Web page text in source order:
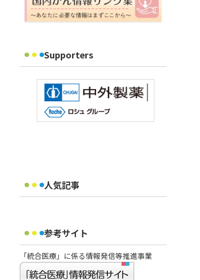
Supporters
人気記事
参考サイト
「統合医療」に係る情報発信等推進事業